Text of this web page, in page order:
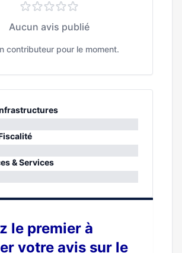
Aucun avis publié
contributeur pour le moment.
& Services
le premier à
votre avis sur le